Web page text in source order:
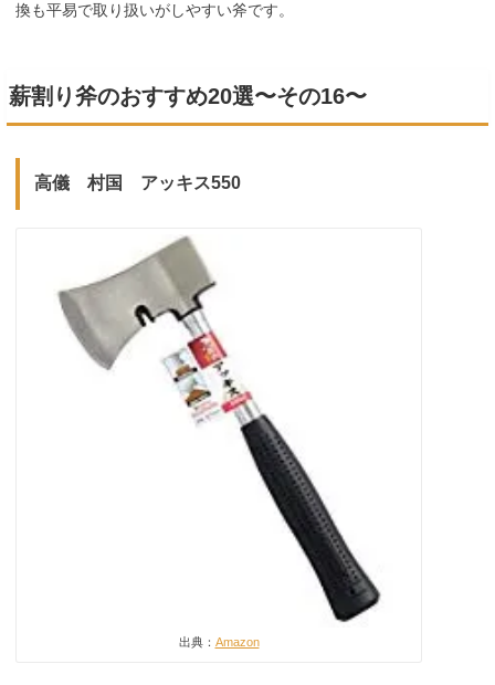
換も平易で取り扱いがしやすい斧です。
薪割り斧のおすすめ20選〜その16〜
高儀 村国 アッキス550
出典： Amazon